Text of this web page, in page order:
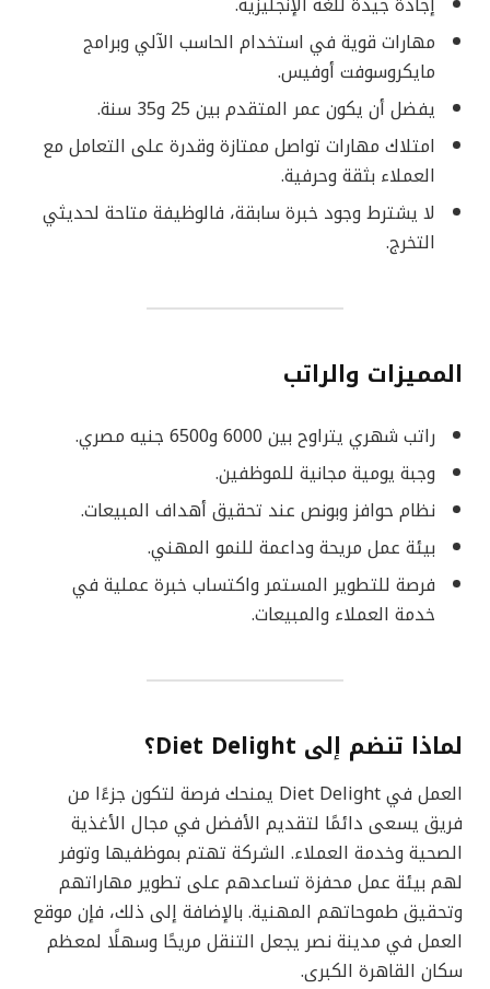
مهارات قوية في استخدام الحاسب الآلي وبرامج
مايكروسوفت أوفيس.
يفضل أن يكون عمر المتقدم بين 25 و35 سنة.
امتلاك مهارات تواصل ممتازة وقدرة على التعامل مع
العملاء بثقة وحرفية.
لا يشترط وجود خبرة سابقة، فالوظيفة متاحة لحديثي
التخرج.
المميزات والراتب
راتب شهري يتراوح بين 6000 و6500 جنيه مصري.
وجبة يومية مجانية للموظفين.
نظام حوافز وبونص عند تحقيق أهداف المبيعات.
بيئة عمل مريحة وداعمة للنمو المهني.
فرصة للتطوير المستمر واكتساب خبرة عملية في
خدمة العملاء والمبيعات.
لماذا تنضم إلى Diet Delight؟
العمل في Diet Delight يمنحك فرصة لتكون جزءًا من
فريق يسعى دائمًا لتقديم الأفضل في مجال الأغذية
الصحية وخدمة العملاء. الشركة تهتم بموظفيها وتوفر
لهم بيئة عمل محفزة تساعدهم على تطوير مهاراتهم
وتحقيق طموحاتهم المهنية. بالإضافة إلى ذلك، فإن موقع
العمل في مدينة نصر يجعل التنقل مريحًا وسهلًا لمعظم
سكان القاهرة الكبرى.